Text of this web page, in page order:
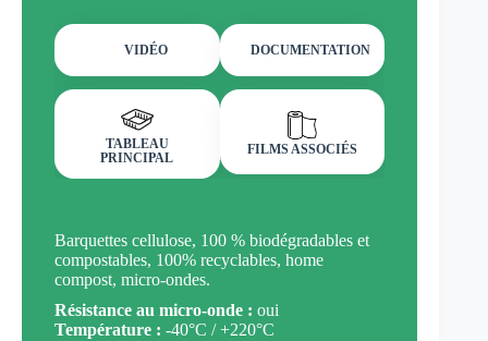
VIDÉO DOCUMENTATION
TABLEAU
PRINCIPAL
FILMS ASSOCIÉS
Barquettes cellulose, 100 % biodégradables et
compostables, 100% recyclables, home
compost, micro-ondes.
Résistance au micro-onde : oui
Température : -40°C / +220°C